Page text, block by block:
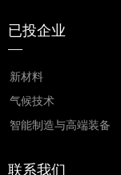
联系我们
已投企业
—
新材料
气候技术
智能制造与高端装备